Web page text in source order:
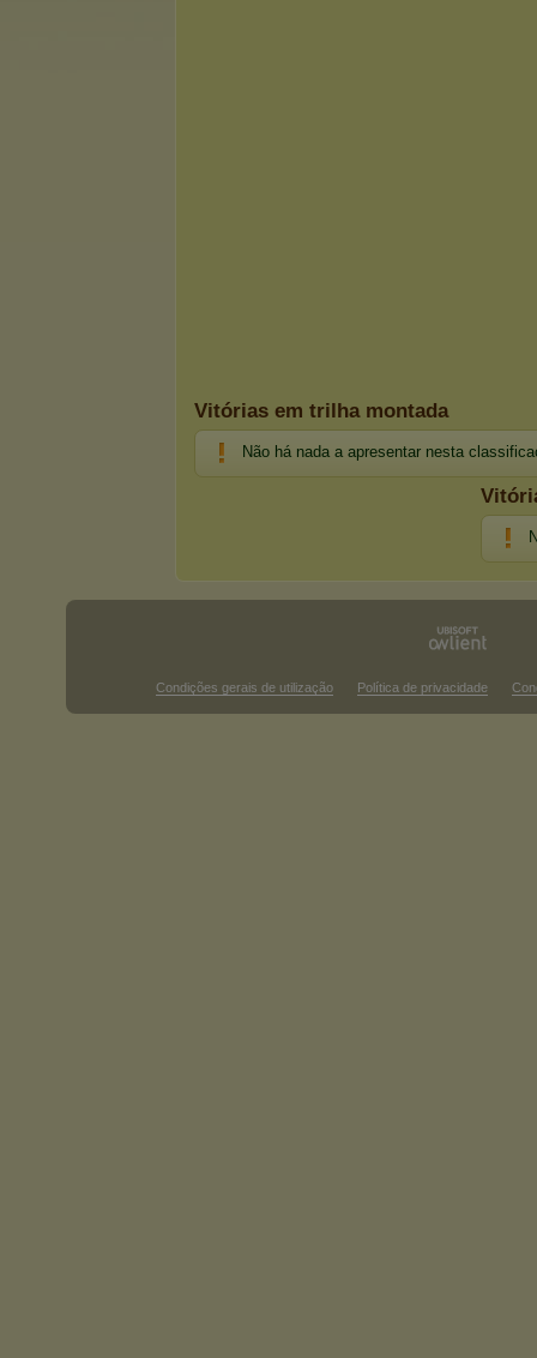
Vitórias em trilha montada
Não há nada a apresentar nesta
Condições gerais de utilização Política de privacidade